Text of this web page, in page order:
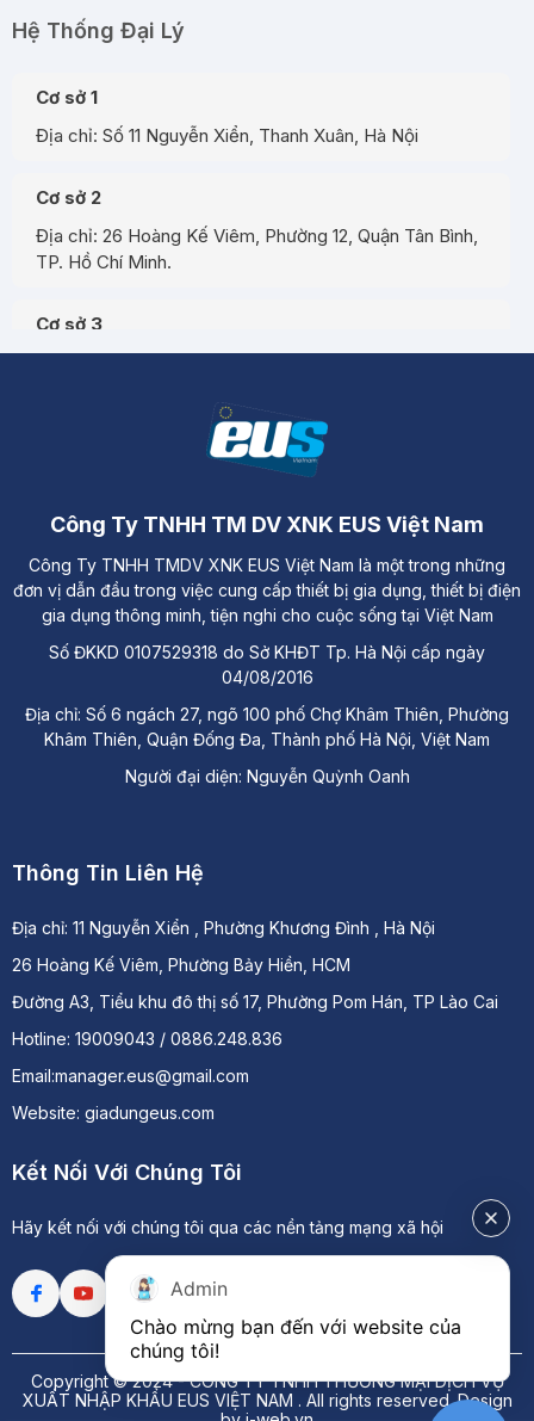
Hệ Thống Đại Lý
Cơ sở 1
Địa chỉ: Số 11 Nguyễn Xiển, Thanh Xuân, Hà Nội
Cơ sở 2
Địa chỉ: 26 Hoàng Kế Viêm, Phường 12, Quận Tân Bình,
TP. Hồ Chí Minh.
Cơ sở 3
Thông Tin Liên Hệ
Địa chỉ: 11 Nguyễn Xiển , Phường Khương Đình , Hà Nội
26 Hoàng Kế Viêm, Phường Bảy Hiền, HCM
Đường A3, Tiểu khu đô thị số 17, Phường Pom Hán, TP Lào Cai
Hotline: 19009043 / 0886.248.836
Email:manager.eus@gmail.com
Website: giadungeus.com
Công Ty TNHH TM DV XNK EUS Việt Nam
Công Ty TNHH TMDV XNK EUS Việt Nam là một trong những
đơn vị dẫn đầu trong việc cung cấp thiết bị gia dụng, thiết bị điện
gia dụng thông minh, tiện nghi cho cuộc sống tại Việt Nam
Số ĐKKD 0107529318 do Sở KHĐT Tp. Hà Nội cấp ngày
04/08/2016
Địa chỉ: Số 6 ngách 27, ngõ 100 phố Chợ Khâm Thiên, Phường
Khâm Thiên, Quận Đống Đa, Thành phố Hà Nội, Việt Nam
Người đại diện: Nguyễn Quỳnh Oanh
Kết Nối Với Chúng Tôi
Hãy kết nối với chúng tôi qua các nền tảng mạng xã hội
Copyright © 2024 -CÔNG TY TNHH THƯƠNG MẠI DỊCH VỤ
XUẤT NHẬP KHẨU EUS VIỆT NAM . All rights reserved.Design
Admin
Chào mừng bạn đến với website của
chúng tôi!